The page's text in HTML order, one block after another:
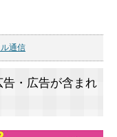
通信
・広告が含まれ